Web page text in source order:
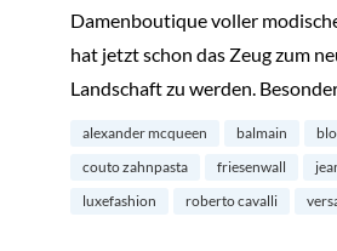
Damenboutique voller
hat jetzt schon das Zeug zum
Landschaft zu werden.
alexander mcqueen balmain
couto zahnpasta
friesenwall
luxefashion
roberto cavalli